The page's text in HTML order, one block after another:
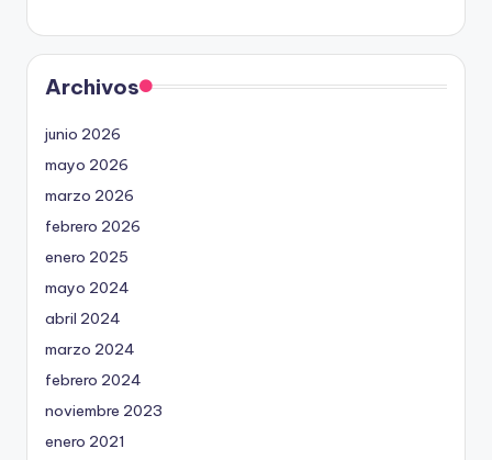
Archivos
junio 2026
mayo 2026
marzo 2026
febrero 2026
enero 2025
mayo 2024
abril 2024
marzo 2024
febrero 2024
noviembre 2023
enero 2021